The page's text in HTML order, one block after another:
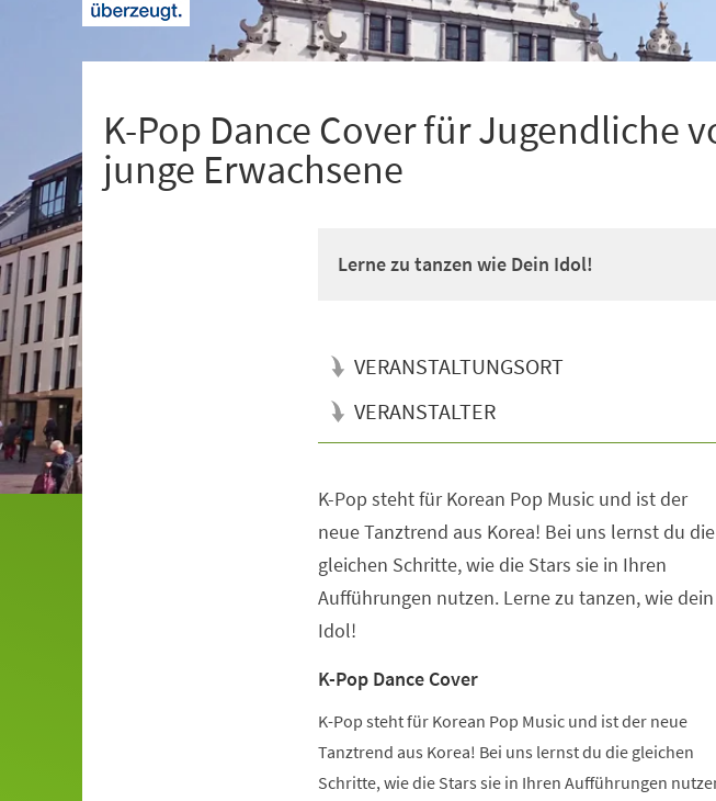
K-Pop Dance Cover für Jugendliche
junge Erwachsene
Lerne zu tanzen wie Dein Idol!
VERANSTALTUNGSORT
VERANSTALTER
K-Pop steht für Korean Pop Music und ist der
neue Tanztrend aus Korea! Bei uns lernst du die
gleichen Schritte, wie die Stars sie in Ihren
Aufführungen nutzen. Lerne zu tanzen, wie dein
Idol!
K-Pop Dance Cover
K-Pop steht für Korean Pop Music und ist der neue
Tanztrend aus Korea! Bei uns lernst du die gleichen
Schritte, wie die Stars sie in Ihren Aufführungen